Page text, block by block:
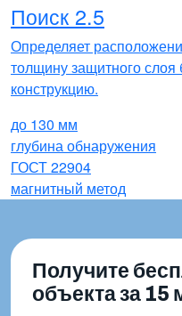
Поиск 2.5
Определяет
толщину защитного
конструкцию.
до 130 мм
глубина обнаружения
ГОСТ 22904
магнитный метод
Получите
объекта за 15